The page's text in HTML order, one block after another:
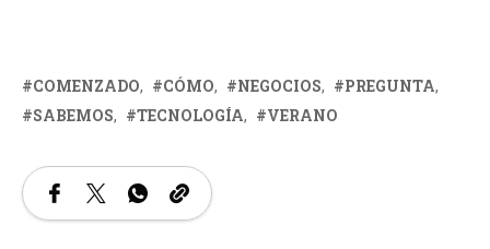
COMENZADO CÓMO NEGOCIOS
PREGUNTA
SABEMOS
TECNOLOGÍA VERANO